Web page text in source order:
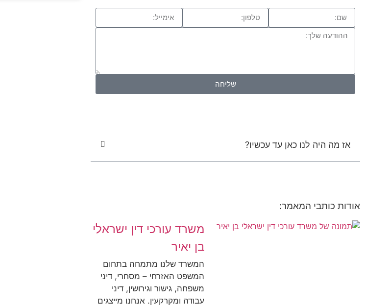
שליחה
אז מה היה לנו כאן עד עכשיו?
אודות כותבי המאמר:
משרד עורכי דין ישראלי
בן יאיר
המשרד שלנו מתמחה בתחום
המשפט האזרחי – מסחרי, דיני
משפחה, גישור וגירושין, דיני
עבודה ומקרקעין. אנחנו מייצגים